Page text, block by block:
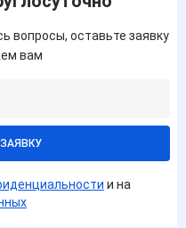
вопросы, оставьте заявку
вам
и на